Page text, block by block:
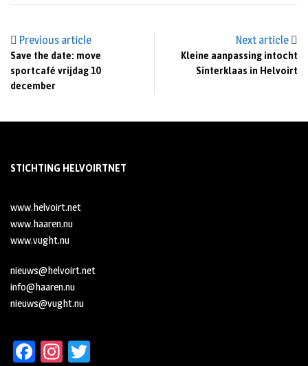
Previous article
Save the date: move
sportcafé vrijdag 10
december
Next article
Kleine aanpassing intocht
Sinterklaas in Helvoirt
STICHTING HELVOIRTNET
www.helvoirt.net
www.haaren.nu
www.vught.nu
nieuws@helvoirt.net
info@haaren.nu
nieuws@vught.nu
Fa In